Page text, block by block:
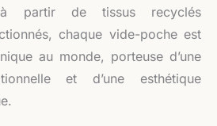
à partir de tissus recyclés
chaque vide-poche est
au monde, porteuse d’une
et d’une esthétique